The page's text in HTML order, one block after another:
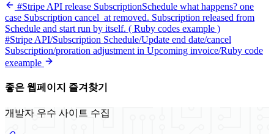
#Stripe API release SubscriptionSchedule what happens? one
case Subscription cancel_at removed. Subscription released from
Schedule and start run by itself. ( Ruby codes example )
#Stripe API/Subscription Schedule/Update end date/cancel
Subscription/proration adjustment in Upcoming invoice/Ruby code
exeample
좋은 웹페이지 즐겨찾기
개발자 우수 사이트 수집